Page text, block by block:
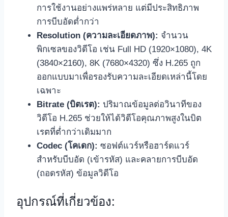
การใช้งานอย่างแพร่หลาย แต่มีประสิทธิภาพ
การบีบอัดต่ำกว่า
Resolution (ความละเอียดภาพ): จำนวน
พิกเซลของวิดีโอ เช่น Full HD (1920×1080), 4K
(3840×2160), 8K (7680×4320) ซึ่ง H.265 ถูก
ออกแบบมาเพื่อรองรับความละเอียดเหล่านี้โดย
เฉพาะ
Bitrate (บิตเรต): ปริมาณข้อมูลต่อวินาทีของ
วิดีโอ H.265 ช่วยให้ได้วิดีโอคุณภาพสูงในบิต
เรตที่ต่ำกว่าเดิมมาก
Codec (โคเดก): ซอฟต์แวร์หรือฮาร์ดแวร์
สำหรับบีบอัด (เข้ารหัส) และคลายการบีบอัด
(ถอดรหัส) ข้อมูลวิดีโอ
อุปกรณ์ที่เกี่ยวข้อง: